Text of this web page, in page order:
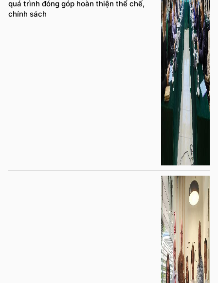
quá trình đóng góp hoàn thiện thể chế,
chính sách